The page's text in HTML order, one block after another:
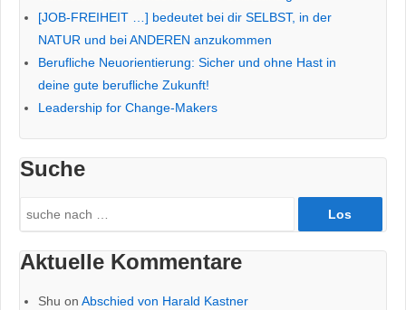
[JOB-FREIHEIT …] bedeutet bei dir SELBST, in der
NATUR und bei ANDEREN anzukommen
Berufliche Neuorientierung: Sicher und ohne Hast in
deine gute berufliche Zukunft!
Leadership for Change-Makers
Suche
Search
for:
Aktuelle Kommentare
Shu on Abschied von Harald Kastner